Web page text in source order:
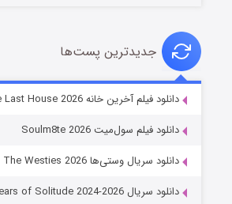
شوگر فصل ۲
جدیدترین پست‌ها
دانلود فیلم آخرین خانه The Last House 2026
دانلود فیلم سول‌میت Soulm8te 2026
دانلود سریال وستی‌ها The Westies 2026
دانلود سریال One Hundred Years of Solitude 2024-2026